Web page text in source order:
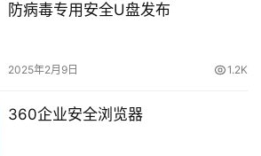
防病毒专用安全U盘发布
2025年2月9日 1.2K
360企业安全浏览器